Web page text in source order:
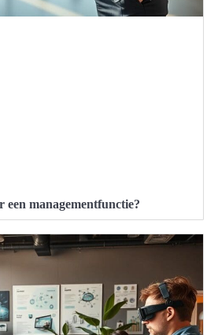
een managementfunctie?